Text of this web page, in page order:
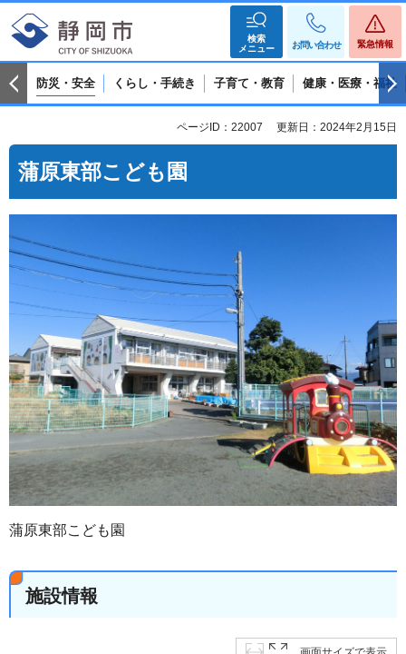
検索
メニュー
お問い合わせ 緊急情報
防災・安全 くらし・手続き 子育て・教育 健康・医療・福祉
ページID：22007 更新日：2024年2月15日
蒲原東部こども園
蒲原東部こども園
施設情報